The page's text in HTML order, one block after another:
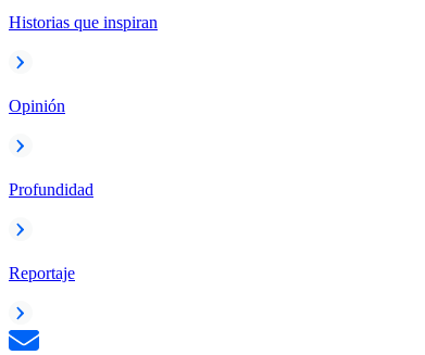
Historias que inspiran
Opinión
Profundidad
Reportaje